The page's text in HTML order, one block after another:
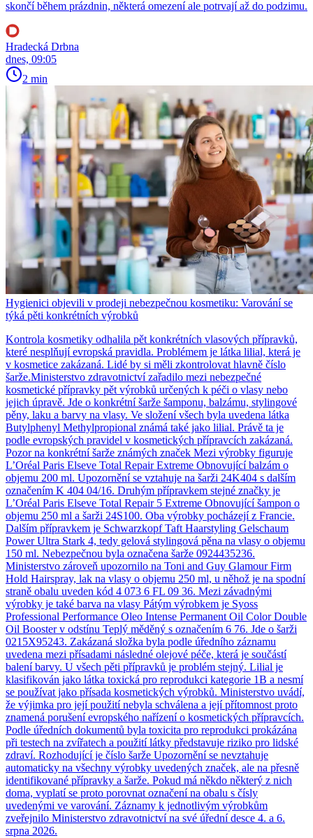
skončí během prázdnin, některá omezení ale potrvají až do podzimu.
Hradecká Drbna
dnes, 09:05
2 min
Hygienici objevili v prodeji nebezpečnou kosmetiku: Varování se
týká pěti konkrétních výrobků
Kontrola kosmetiky odhalila pět konkrétních vlasových přípravků,
které nesplňují evropská pravidla. Problémem je látka lilial, která je
v kosmetice zakázaná. Lidé by si měli zkontrolovat hlavně číslo
šarže.Ministerstvo zdravotnictví zařadilo mezi nebezpečné
kosmetické přípravky pět výrobků určených k péči o vlasy nebo
jejich úpravě. Jde o konkrétní šarže šamponu, balzámu, stylingové
pěny, laku a barvy na vlasy. Ve složení všech byla uvedena látka
Butylphenyl Methylpropional známá také jako lilial. Právě ta je
podle evropských pravidel v kosmetických přípravcích zakázaná.
Pozor na konkrétní šarže známých značek Mezi výrobky figuruje
L’Oréal Paris Elseve Total Repair Extreme Obnovující balzám o
objemu 200 ml. Upozornění se vztahuje na šarži 24K404 s dalším
označením K 404 04/16. Druhým přípravkem stejné značky je
L’Oréal Paris Elseve Total Repair 5 Extreme Obnovující šampon o
objemu 250 ml a šarži 24S100. Oba výrobky pocházejí z Francie.
Dalším přípravkem je Schwarzkopf Taft Haarstyling Gelschaum
Power Ultra Stark 4, tedy gelová stylingová pěna na vlasy o objemu
150 ml. Nebezpečnou byla označena šarže 0924435236.
Ministerstvo zároveň upozornilo na Toni and Guy Glamour Firm
Hold Hairspray, lak na vlasy o objemu 250 ml, u něhož je na spodní
straně obalu uveden kód 4 073 6 FL 09 36. Mezi závadnými
výrobky je také barva na vlasy Pátým výrobkem je Syoss
Professional Performance Oleo Intense Permanent Oil Color Double
Oil Booster v odstínu Teplý měděný s označením 6 76. Jde o šarži
0215X95243. Zakázaná složka byla podle úředního záznamu
uvedena mezi přísadami následné olejové péče, která je součástí
balení barvy. U všech pěti přípravků je problém stejný. Lilial je
klasifikován jako látka toxická pro reprodukci kategorie 1B a nesmí
se používat jako přísada kosmetických výrobků. Ministerstvo uvádí,
že výjimka pro její použití nebyla schválena a její přítomnost proto
znamená porušení evropského nařízení o kosmetických přípravcích.
Podle úředních dokumentů byla toxicita pro reprodukci prokázána
při testech na zvířatech a použití látky představuje riziko pro lidské
zdraví. Rozhodující je číslo šarže Upozornění se nevztahuje
automaticky na všechny výrobky uvedených značek, ale na přesně
identifikované přípravky a šarže. Pokud má někdo některý z nich
doma, vyplatí se proto porovnat označení na obalu s čísly
uvedenými ve varování. Záznamy k jednotlivým výrobkům
zveřejnilo Ministerstvo zdravotnictví na své úřední desce 4. a 6.
srpna 2026.